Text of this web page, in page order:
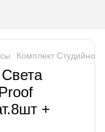
Комплект
+